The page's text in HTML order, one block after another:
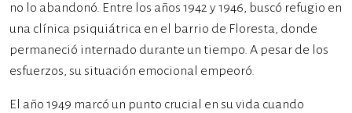
no lo abandonó. Entre los años 1942 y 1946, buscó refugio en
una clínica psiquiátrica en el barrio de Floresta, donde
permaneció internado durante un tiempo. A pesar de los
esfuerzos, su situación emocional empeoró.
El año 1949 marcó un punto crucial en su vida cuando